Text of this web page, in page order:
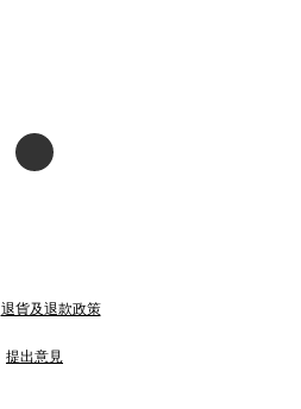
退貨及退款政策
提出意見